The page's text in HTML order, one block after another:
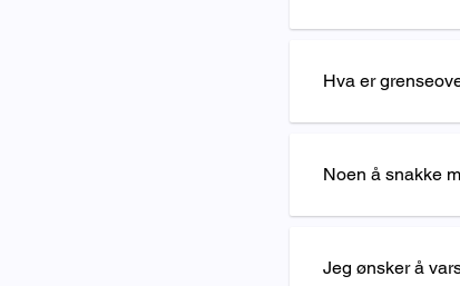
Hva er
Noen å snakke
Jeg ønsker å